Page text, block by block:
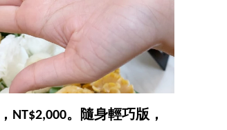
。隨身輕巧版，